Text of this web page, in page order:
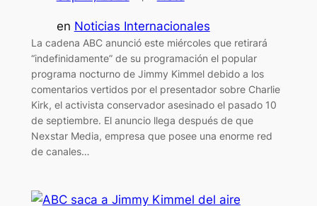
en Noticias Internacionales
La cadena ABC anunció este miércoles que retirará
“indefinidamente” de su programación el popular
programa nocturno de Jimmy Kimmel debido a los
comentarios vertidos por el presentador sobre Charlie
Kirk, el activista conservador asesinado el pasado 10
de septiembre. El anuncio llega después de que
Nexstar Media, empresa que posee una enorme red
de canales…